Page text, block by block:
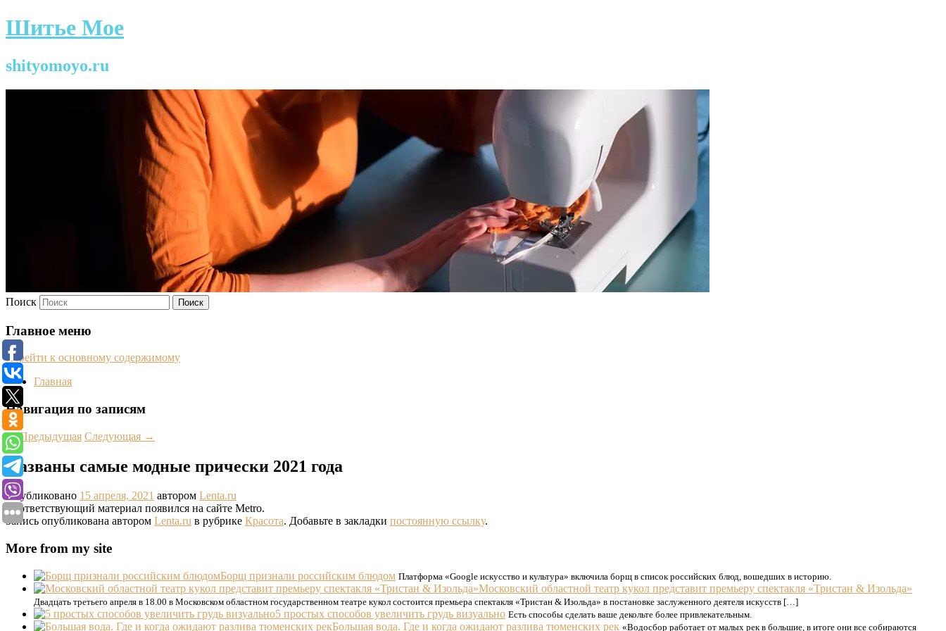
Шитье Мое
shityomoyo.ru
Поиск
Главное меню
Перейти к основному содержимому
Главная
Навигация по записям
←Предыдущая Следующая →
Названы самые модные прически 2021 года
Опубликовано 15 апреля, 2021 автором Lenta.ru
Соответствующий материал появился на сайте Metro.
Запись опубликована автором Lenta.ru в рубрике Красота. Добавьте в закладки постоянную ссылку.
More from my site
Борщ признали российским блюдом Платформа «Google искусство и культура» включила борщ в список российских блюд, вошедших в историю.
Московский областной театр кукол представит премьеру спектакля «Тристан & Изольда»
Двадцать третьего апреля в 18.00 в Московском областном государственном театре кукол состоится премьера спектакля «Тристан & Изольда» в постановке заслуженного деятеля искусств […]
5 простых способов увеличить грудь визуально Есть способы сделать ваше декольте более привлекательным.
Большая вода. Где и когда ожидают разлива тюменских рек «Водосбор работает от малых рек в большие, в итоге они все собираются